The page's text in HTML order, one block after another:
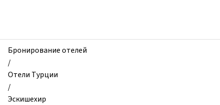
Grand
Sah
Otel,
Эскишехир,
Турция
Бронирование отелей
/
Отели Турции
/
Эскишехир